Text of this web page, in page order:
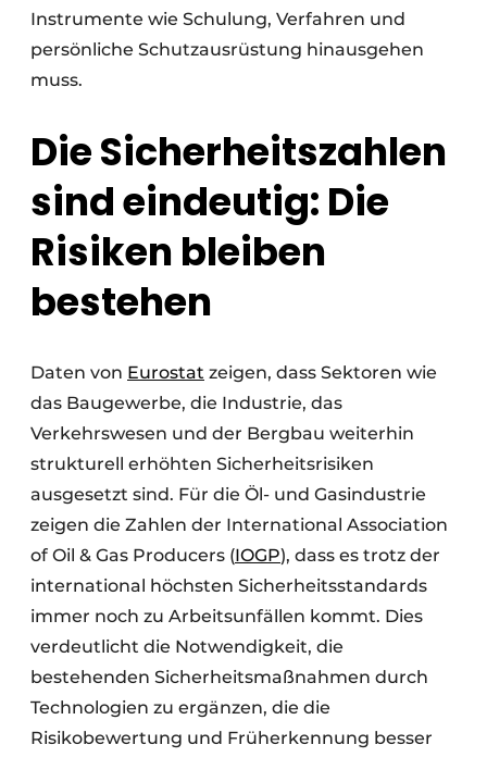
Instrumente wie Schulung, Verfahren und
persönliche Schutzausrüstung hinausgehen
muss.
Die Sicherheitszahlen
sind eindeutig: Die
Risiken bleiben
bestehen
Daten von Eurostat zeigen, dass Sektoren wie
das Baugewerbe, die Industrie, das
Verkehrswesen und der Bergbau weiterhin
strukturell erhöhten Sicherheitsrisiken
ausgesetzt sind. Für die Öl- und Gasindustrie
zeigen die Zahlen der International Association
of Oil & Gas Producers (IOGP), dass es trotz der
international höchsten Sicherheitsstandards
immer noch zu Arbeitsunfällen kommt. Dies
verdeutlicht die Notwendigkeit, die
bestehenden Sicherheitsmaßnahmen durch
Technologien zu ergänzen, die die
Risikobewertung und Früherkennung besser